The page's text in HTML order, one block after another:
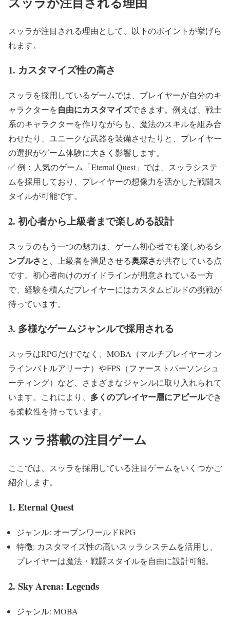
スッラが注目される理由として、以下のポイントが挙げら
れます。
1. カスタマイズ性の高さ
スッラを採用しているゲームでは、プレイヤーが自分のキ
ャラクターを自由にカスタマイズできます。例えば、戦士
系のキャラクターを作りながらも、魔法のスキルを組み合
わせたり、ユニークな武器を装備させたりと、プレイヤー
の選択がゲーム体験に大きく影響します。
✅ 例：人気のゲーム「Eternal Quest」では、スッラシステ
ムを採用しており、プレイヤーの想像力を活かした戦闘ス
タイルが可能です。
2. 初心者から上級者まで楽しめる設計
スッラのもう一つの魅力は、ゲーム初心者でも楽しめるシ
ンプルさと、上級者を満足させる奥深さが共存している点
です。初心者向けのガイドラインが用意されている一方
で、経験を積んだプレイヤーにはカスタムビルドの挑戦が
待っています。
3. 多様なゲームジャンルで採用される
スッラはRPGだけでなく、MOBA（マルチプレイヤーオン
ラインバトルアリーナ）やFPS（ファーストパーソンシュ
ーティング）など、さまざまなジャンルに取り入れられて
います。これにより、 多くのプレイヤー層にアピールでき
る柔軟性を持っています。
スッラ搭載の注目ゲーム
ここでは、スッラを採用している注目ゲームをいくつかご
紹介します。
1. Eternal Quest
ジャンル: オープンワールドRPG
特徴: カスタマイズ性の高いスッラシステムを活用し、
プレイヤーは魔法・戦闘スタイルを自由に設計可能。
2. Sky Arena: Legends
ジャンル: MOBA